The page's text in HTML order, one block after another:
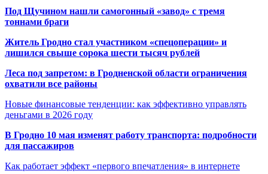
Под Щучином нашли самогонный «завод» с тремя
тоннами браги
Житель Гродно стал участником «спецоперации» и
лишился свыше сорока шести тысяч рублей
Леса под запретом: в Гродненской области ограничения
охватили все районы
Новые финансовые тенденции: как эффективно управлять
деньгами в 2026 году
В Гродно 10 мая изменят работу транспорта: подробности
для пассажиров
Как работает эффект «первого впечатления» в интернете